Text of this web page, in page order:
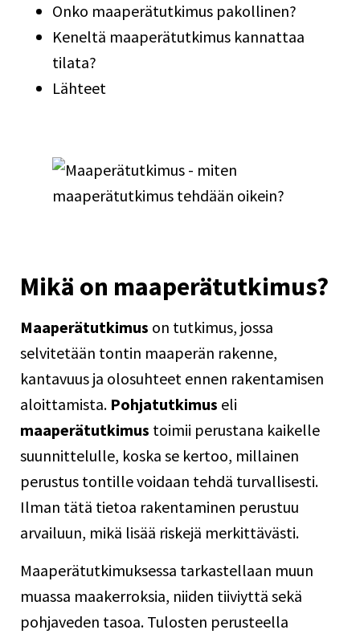
Onko maaperätutkimus pakollinen?
Keneltä maaperätutkimus kannattaa
tilata?
Lähteet
Mikä on maaperätutkimus?
Maaperätutkimus on tutkimus, jossa
selvitetään tontin maaperän rakenne,
kantavuus ja olosuhteet ennen rakentamisen
aloittamista. Pohjatutkimus eli
maaperätutkimus toimii perustana kaikelle
suunnittelulle, koska se kertoo, millainen
perustus tontille voidaan tehdä turvallisesti.
Ilman tätä tietoa rakentaminen perustuu
arvailuun, mikä lisää riskejä merkittävästi.
Maaperätutkimuksessa tarkastellaan muun
muassa maakerroksia, niiden tiiviyttä sekä
pohjaveden tasoa. Tulosten perusteella